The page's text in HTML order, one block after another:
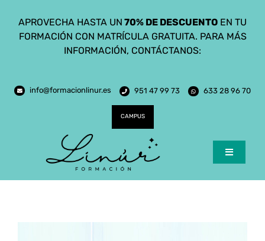
contenido
APROVECHA HASTA UN 70% DE DESCUENTO EN TU
FORMACIÓN CON MATRÍCULA GRATUITA. PARA MÁS
INFORMACIÓN, CONTÁCTANOS:
info@formacionlinur.es 951 47 99 73 633 28 96 70
CAMPUS
Toggle
Inicio